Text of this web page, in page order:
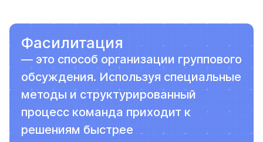
Фасилитация
— это способ организации группового
обсуждения. Используя специальные
методы и структурированный
процесс команда приходит к
решениям быстрее